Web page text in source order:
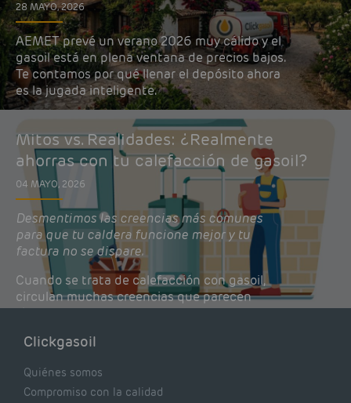
28 MAYO, 2026
AEMET prevé un verano 2026 muy cálido y el
gasoil está en plena ventana de precios bajos.
Te contamos por qué llenar el depósito ahora
es la jugada inteligente.
Mitos vs. Realidades: ¿Realmente
ahorras con tu calefacción de gasoil?
04 MAYO, 2026
Desmentimos las creencias más comunes
para que tu caldera funcione mejor y tu
factura no se dispare.
Cuando se trata de calefacción con gasoil,
circulan muchas creencias que parecen
lógicas pero que, en realidad, pueden estar
de tu caldera. Pocas se contrastan con lo que
Clickgasoil
Quiénes somos
Compromiso con la calidad